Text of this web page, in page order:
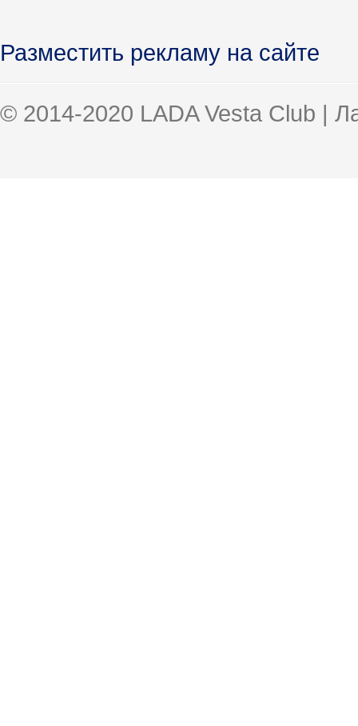
Разместить рекламу на сайте
© 2014-2020 LADA Vesta Club |